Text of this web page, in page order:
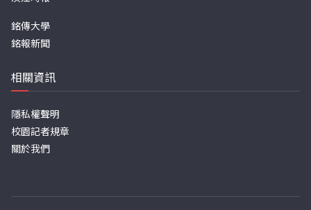
銘傳大學
銘報新聞
相關資訊
隱私權聲明
校園記者規章
關於我們